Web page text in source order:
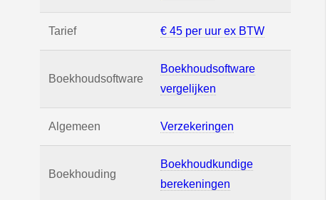
Tarief € 45 per uur ex BTW
Boekhoudsoftware
Boekhoudsoftware
vergelijken
Algemeen Verzekeringen
Boekhouding
Boekhoudkundige
berekeningen